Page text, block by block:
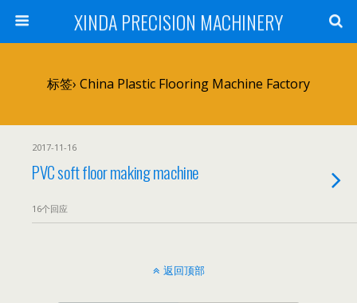
XINDA PRECISION MACHINERY
标签› China Plastic Flooring Machine Factory
2017-11-16
PVC soft floor making machine
16个回应
返回顶部